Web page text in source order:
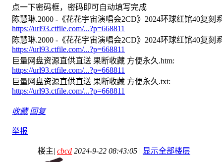
点一下密码框，密码即可自动填写完成
陈慧琳.2000 -《花花宇宙演唱会2CD》2024环球红馆40复刻
https://url93.ctfile.com/...?p=668811
陈慧琳.2000 -《花花宇宙演唱会2CD》2024环球红馆40复刻
https://url93.ctfile.com/...?p=668811
巨量网盘资源直供直送 果断收藏 方便永久.htm:
https://url93.ctfile.com/...?p=668811
巨量网盘资源直供直送 果断收藏 方便永久.txt:
https://url93.ctfile.com/...?p=668811
收藏 回复
举报
楼主| cbcd 2024-9-22 08:43:05 | 显示全部楼层